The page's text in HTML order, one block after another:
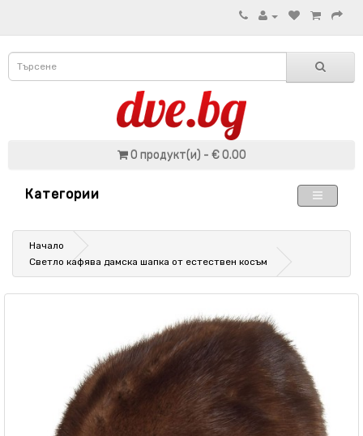
0 продукт(и) - € 0.00
Категории
Начало
Светло кафява дамска шапка от естествен косъм